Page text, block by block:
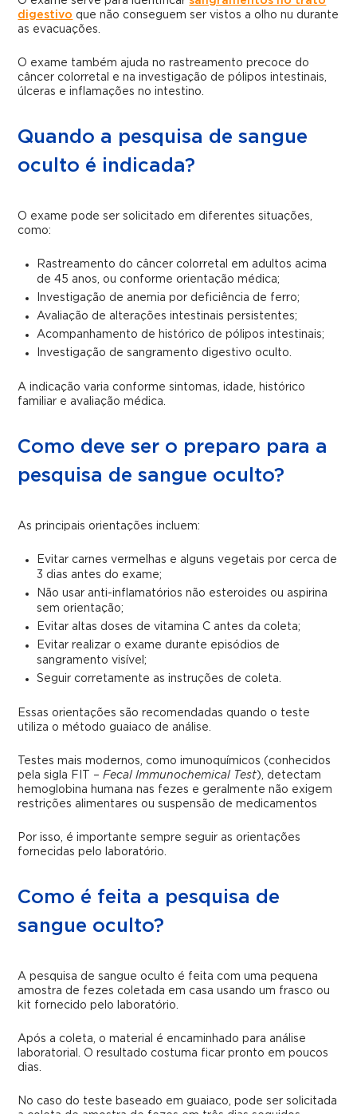
digestivo que não conseguem ser vistos a olho nu durante
as evacuações.
O exame também ajuda no rastreamento precoce do
câncer colorretal e na investigação de pólipos intestinais,
úlceras e inflamações no intestino.
Quando a pesquisa de sangue
oculto é indicada?
O exame pode ser solicitado em diferentes situações,
como:
Rastreamento do câncer colorretal em adultos acima
de 45 anos, ou conforme orientação médica;
Investigação de anemia por deficiência de ferro;
Avaliação de alterações intestinais persistentes;
Acompanhamento de histórico de pólipos intestinais;
Investigação de sangramento digestivo oculto.
A indicação varia conforme sintomas, idade, histórico
familiar e avaliação médica.
Como deve ser o preparo para a
pesquisa de sangue oculto?
As principais orientações incluem:
Evitar carnes vermelhas e alguns vegetais por cerca de
3 dias antes do exame;
Não usar anti-inflamatórios não esteroides ou aspirina
sem orientação;
Evitar altas doses de vitamina C antes da coleta;
Evitar realizar o exame durante episódios de
sangramento visível;
Seguir corretamente as instruções de coleta.
Essas orientações são recomendadas quando o teste
utiliza o método guaiaco de análise.
Testes mais modernos, como imunoquímicos (conhecidos
pela sigla FIT –Fecal Immunochemical Test), detectam
hemoglobina humana nas fezes e geralmente não exigem
restrições alimentares ou suspensão de medicamentos
Por isso, é importante sempre seguir as orientações
fornecidas pelo laboratório.
Como é feita a pesquisa de
sangue oculto?
A pesquisa de sangue oculto é feita com uma pequena
amostra de fezes coletada em casa usando um frasco ou
kit fornecido pelo laboratório.
Após a coleta, o material é encaminhado para análise
laboratorial. O resultado costuma ficar pronto em poucos
dias.
No caso do teste baseado em guaiaco, pode ser solicitada